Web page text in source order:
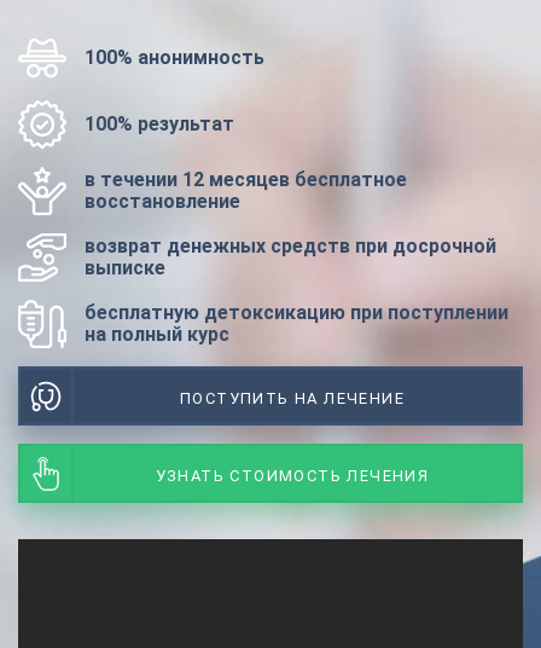
100% анонимность
100% результат
в течении 12 месяцев бесплатное
восстановление
возврат денежных средств при досрочной
выписке
бесплатную детоксикацию при поступлении
на полный курс
ПОСТУПИТЬ НА ЛЕЧЕНИЕ
УЗНАТЬ СТОИМОСТЬ ЛЕЧЕНИЯ